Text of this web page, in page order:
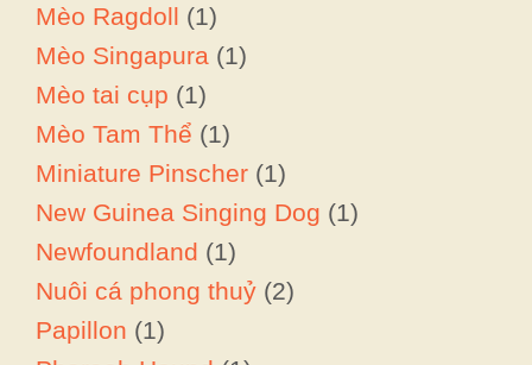
Mèo Ragdoll (1)
Mèo Singapura (1)
Mèo tai cụp (1)
Mèo Tam Thể (1)
Miniature Pinscher (1)
New Guinea Singing Dog (1)
Newfoundland (1)
Nuôi cá phong thuỷ (2)
Papillon (1)